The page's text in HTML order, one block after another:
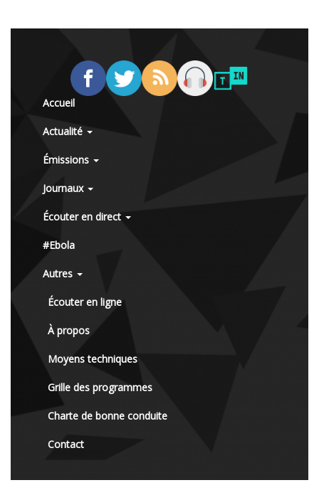
Accueil
Actualité
Émissions
Journaux
Écouter en direct
#Ebola
Autres
Écouter en ligne
À propos
Moyens techniques
Grille des programmes
Charte de bonne conduite
Contact